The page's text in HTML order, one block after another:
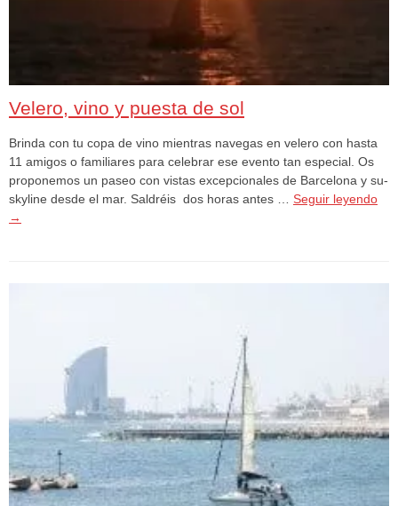
Velero, vino y puesta de sol
Brinda con tu copa de vino mientras navegas en velero con hasta
11 amigos o familiares para celebrar ese evento tan especial. Os
proponemos un paseo con vistas excepcionales de Barcelona y su-
skyline desde el mar. Saldréis dos horas antes … Seguir leyendo
→